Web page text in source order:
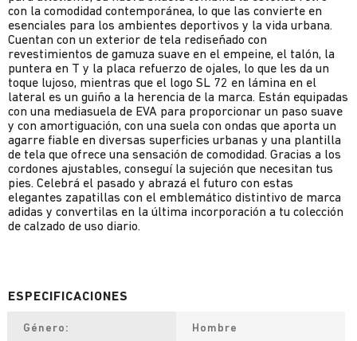
con la comodidad contemporánea, lo que las convierte en
esenciales para los ambientes deportivos y la vida urbana.
Cuentan con un exterior de tela rediseñado con
revestimientos de gamuza suave en el empeine, el talón, la
puntera en T y la placa refuerzo de ojales, lo que les da un
toque lujoso, mientras que el logo SL 72 en lámina en el
lateral es un guiño a la herencia de la marca. Están equipadas
con una mediasuela de EVA para proporcionar un paso suave
y con amortiguación, con una suela con ondas que aporta un
agarre fiable en diversas superficies urbanas y una plantilla
de tela que ofrece una sensación de comodidad. Gracias a los
cordones ajustables, conseguí la sujeción que necesitan tus
pies. Celebrá el pasado y abrazá el futuro con estas
elegantes zapatillas con el emblemático distintivo de marca
adidas y convertilas en la última incorporación a tu colección
de calzado de uso diario.
Género Hombre